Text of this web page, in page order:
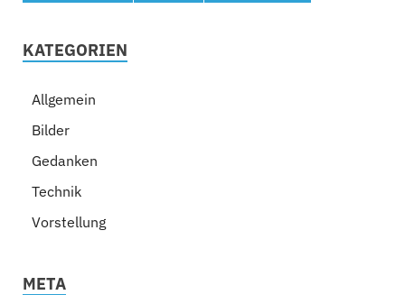
KATEGORIEN
Allgemein
Bilder
Gedanken
Technik
Vorstellung
META